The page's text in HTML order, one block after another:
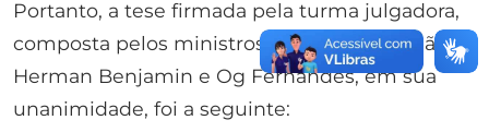
Portanto, a tese firmada pela turma julgadora,
composta pelos ministros Assuste Magalhães,
Herman Benjamin e Og Fernandes, em sua
unanimidade, foi a seguinte: